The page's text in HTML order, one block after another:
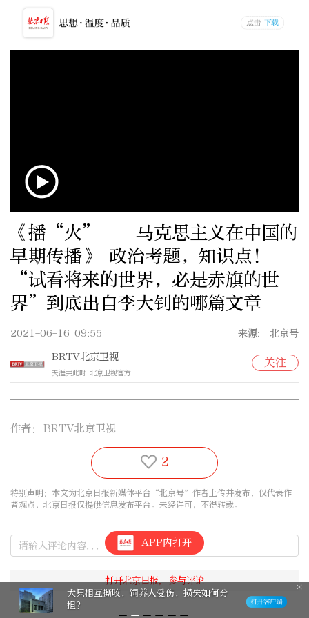
《播“火”——马克思主义在中国的
早期传播》 政治考题，知识点！
“试看将来的世界，必是赤旗的世
界”到底出自李大钊的哪篇文章
2021-06-16 09:55
来源: 北京号
BRTV北京卫视
天涯共此时 北京卫视官方
关注
作者： BRTV北京卫视
2
特别声明：本文为北京日报新媒体平台“北京号”作者上传并发布，仅代表作
者观点，北京日报仅提供信息发布平台。未经许可，不得转载。
APP内打开
犬只相互撕咬，饲养人受伤，损失如何分
担？